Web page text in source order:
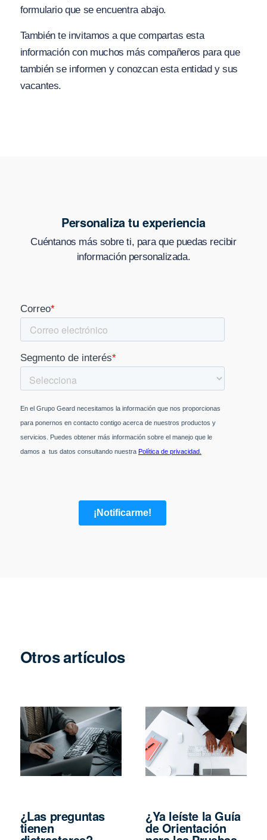
formulario que se encuentra abajo.
También te invitamos a que compartas esta
información con muchos más compañeros para que
también se informen y conozcan esta entidad y sus
vacantes.
Personaliza tu experiencia
Cuéntanos más sobre ti, para que puedas recibir
información personalizada.
Otros artículos
¿Las preguntas
tienen
¿Ya leíste la Guía
de Orientación